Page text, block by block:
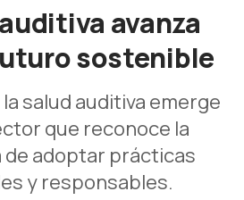
avanza
sostenible
salud auditiva emerge
que reconoce la
adoptar prácticas
y responsables.